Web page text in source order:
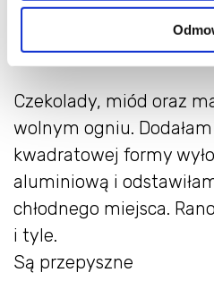
Czekolady, miód oraz
wolnym ogniu.
kwadratowej formy
aluminiową i
chłodnego miejsca.
i tyle.
Są przepyszne